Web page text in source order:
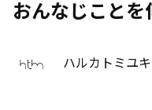
おんなじことを
ハルカトミユキ